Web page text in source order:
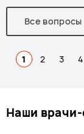
Все вопросы
1 2 3 4
наши